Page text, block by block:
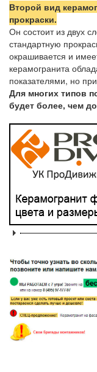
Второй вид
прокраски.
Он состоит из двух
стандартную
окрашивается и
керамогранита
показателями, но
Для многих типов
будет более, чем